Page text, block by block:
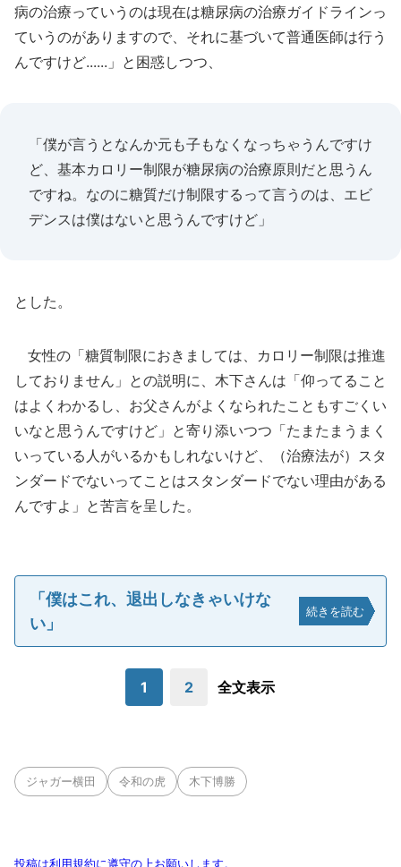
病の治療っていうのは現在は糖尿病の治療ガイドラインっ
ていうのがありますので、それに基づいて普通医師は行う
んですけど......」と困惑しつつ、
「僕が言うとなんか元も子もなくなっちゃうんですけ
ど、基本カロリー制限が糖尿病の治療原則だと思うん
ですね。なのに糖質だけ制限するって言うのは、エビ
デンスは僕はないと思うんですけど」
とした。
女性の「糖質制限におきましては、カロリー制限は推進
しておりません」との説明に、木下さんは「仰ってること
はよくわかるし、お父さんがよくなられたこともすごくい
いなと思うんですけど」と寄り添いつつ「たまたまうまく
いっている人がいるかもしれないけど、（治療法が）スタ
ンダードでないってことはスタンダードでない理由がある
んですよ」と苦言を呈した。
「僕はこれ、退出しなきゃいけな
い」
続きを読む
1 2 全文表示
ジャガー横田 令和の虎 木下博勝